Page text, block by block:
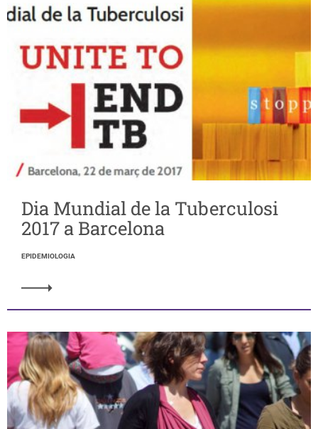
Dia Mundial de la Tuberculosi
2017 a Barcelona
EPIDEMIOLOGIA